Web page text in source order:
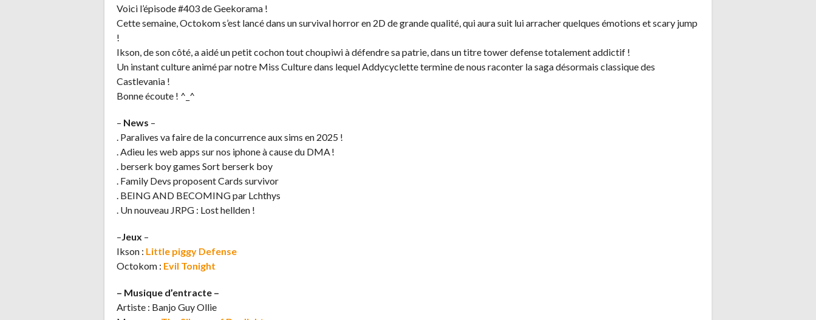
Voici l’épisode #403 de Geekorama !
Cette semaine, Octokom s’est lancé dans un survival horror en 2D de grande qualité, qui aura suit lui arracher quelques émotions et scary jump
!
Ikson, de son côté, a aidé un petit cochon tout choupiwi à défendre sa patrie, dans un titre tower defense totalement addictif !
Un instant culture animé par notre Miss Culture dans lequel Addycyclette termine de nous raconter la saga désormais classique des
Castlevania !
Bonne écoute ! ^_^
– News –
. Paralives va faire de la concurrence aux sims en 2025 !
. Adieu les web apps sur nos iphone à cause du DMA !
. berserk boy games Sort berserk boy
. Family Devs proposent Cards survivor
. BEING AND BECOMING par Lchthys
. Un nouveau JRPG : Lost hellden !
–Jeux –
Ikson : Little piggy Defense
Octokom : Evil Tonight
– Musique d’entracte –
Artiste : Banjo Guy Ollie